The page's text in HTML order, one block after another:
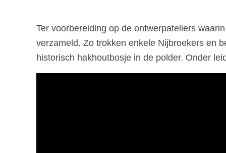
Ter voorbereiding op de ontwerpateliers
verzameld. Zo trokken enkele Nijbroekers en
historisch hakhoutbosje in de polder. Onder